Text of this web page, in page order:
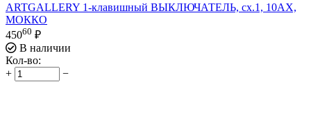
ARTGALLERY 1-клавишный ВЫКЛЮЧАТЕЛЬ, сх.1, 10АХ,
МОККО
45060 ₽
В наличии
Кол-во:
+
−